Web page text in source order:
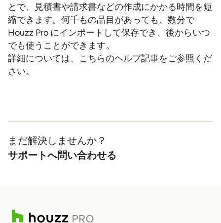
とで、見積書や請求書などの作成にかかる時間を短
縮できます。何千もの品目があっても、数分で
Houzz Pro にインポートして保存でき、後からいつ
でも使うことができます。
詳細については、 こちらのヘルプ記事をご参照くだ
さい。
まだ解決しませんか？
サポートへ問い合わせる